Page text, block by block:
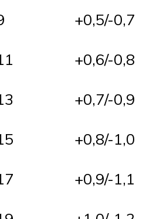
+0,5/-0,7
+0,6/-0,8
+0,7/-0,9
+0,8/-1,0
+0,9/-1,1